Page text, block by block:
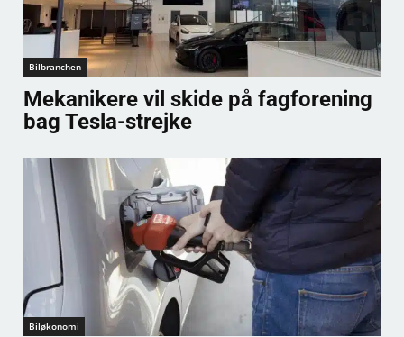
Bilbranchen
Mekanikere vil skide på fagforening
bag Tesla-strejke
Biløkonomi